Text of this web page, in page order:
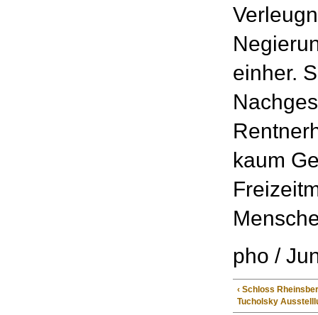
einher.
kaum
pho /
‹ Schloss
Tucholsky